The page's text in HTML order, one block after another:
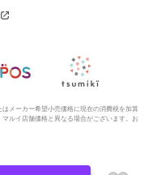
メーカー希望小売価格に現在の消費税を加算
ルイ店舗価格と異なる場合がございます。お